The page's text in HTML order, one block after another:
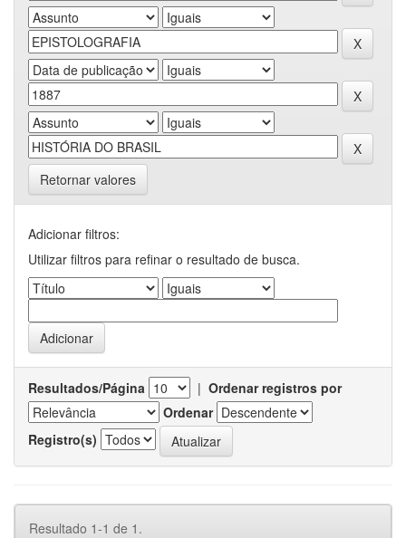
Retornar valores
Adicionar filtros:
Utilizar filtros para refinar o resultado de busca.
Resultados/Página | Ordenar registros por
Ordenar
Registro(s)
Resultado 1-1 de 1.